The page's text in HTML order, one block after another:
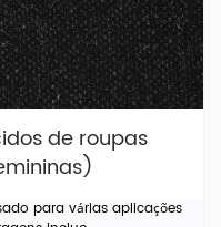
de roupas
para várias aplicações